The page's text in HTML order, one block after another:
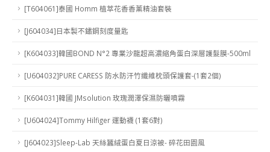
[T604061]泰國 Homm 植萃花香香薰精油套裝
[J604034]日本製不鏽鋼刻度量匙
[K604033]韓國BOND N°2 專業沙龍超高濃縮角蛋白深層護髮膜-500ml
[U604032]PURE CARESS 防水防汗竹纖維枕頭保護套-(1套2個)
[K604031]韓國 JMsolution 玫瑰潤澤保濕防曬噴霧
[U604024]Tommy Hilfiger 運動襪 (1套6對)
[J604023]Sleep-Lab 天絲蠶絨蛋白夏日涼被- 碎花田園風